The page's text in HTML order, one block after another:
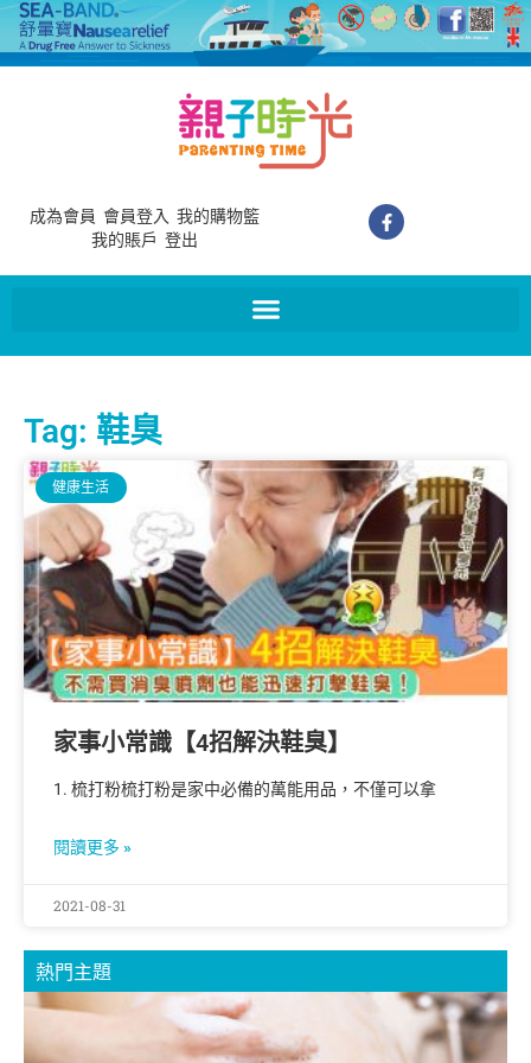
成為會員 會員登入 我的購物籃
我的賬戶 登出
Tag: 鞋臭
健康生活
家事小常識【4招解決鞋臭】
1. 梳打粉梳打粉是家中必備的萬能用品，不僅可以拿
閱讀更多 »
2021-08-31
熱門主題